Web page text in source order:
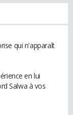
qui n'apparaît
en lui
Salwa à vos